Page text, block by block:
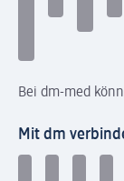
Bei dm-med
Mit dm